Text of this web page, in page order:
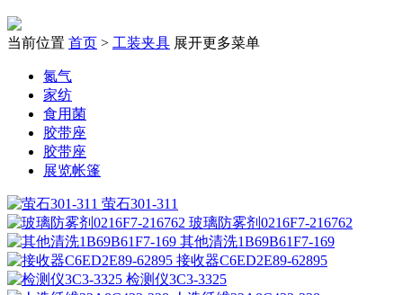
当前位置 首页 > 工装夹具 展开更多菜单
氮气
家纺
食用菌
胶带座
胶带座
展览帐篷
萤石301-311
玻璃防雾剂0216F7-216762
其他清洗1B69B61F7-169
接收器C6ED2E89-62895
检测仪3C3-3325